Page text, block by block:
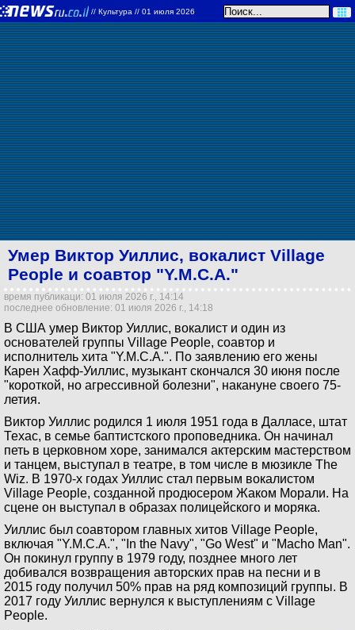
// Культура // 01 июля 2026
Умер Виктор Уиллис, вокалист Village
People и соавтор "Y.M.C.A."
время публикаци: 01 июля 2026 г., 14:14
последнее обновление: 01 июля 2026 г., 14:18
В США умер Виктор Уиллис, вокалист и один из
основателей группы Village People, соавтор и
исполнитель хита "Y.M.C.A.". По заявлению его жены
Карен Хафф-Уиллис, музыкант скончался 30 июня после
"короткой, но агрессивной болезни", накануне своего 75-
летия.
Виктор Уиллис родился 1 июля 1951 года в Далласе, штат
Техас, в семье баптистского проповедника. Он начинал
петь в церковном хоре, занимался актерским мастерством
и танцем, выступал в театре, в том числе в мюзикле The
Wiz. В 1970-х годах Уиллис стал первым вокалистом
Village People, созданной продюсером Жаком Морали. На
сцене он выступал в образах полицейского и моряка.
Уиллис был соавтором главных хитов Village People,
включая "Y.M.C.A.", "In the Navy", "Go West" и "Macho Man".
Он покинул группу в 1979 году, позднее много лет
добивался возвращения авторских прав на песни и в
2015 году получил 50% прав на ряд композиций группы. В
2017 году Уиллис вернулся к выступлениям с Village
People.